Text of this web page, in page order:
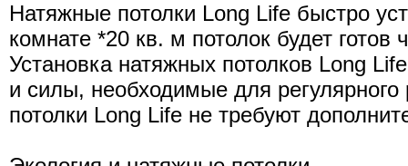
Натяжные потолки Long Life быстро
комнате *20 кв. м потолок будет готов
Установка натяжных потолков Long
и силы, необходимые для
потолки Long Life не требуют